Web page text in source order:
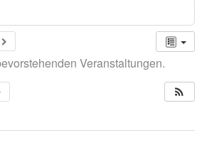
Veranstaltungen.